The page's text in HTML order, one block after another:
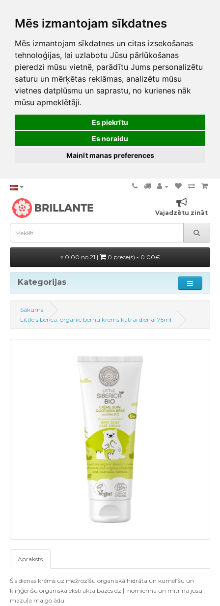
Mēs izmantojam sīkdatnes
Mēs izmantojam sīkdatnes un citas izsekošanas
tehnoloģijas, lai uzlabotu Jūsu pārlūkošanas
pieredzi mūsu vietnē, parādītu Jums personalizētu
saturu un mērķētas reklāmas, analizētu mūsu
vietnes datplūsmu un saprastu, no kurienes nāk
mūsu apmeklētāji.
Es piekrītu
Es noraidu
Mainīt manas preferences
Vajadzētu zināt
0.00 no 21 | 0 prece(s) - 0.00€
Kategorijas
Sākums
Little siberica. organic bērnu krēms katrai dienai 75ml
Apraksts
Šis dienas krēms uz mežrozīšu organiskā hidrāta un kumelīšu un
kliņģerīšu organiskā ekstrakta bāzes dziļi nomierina un mitrina jūsu
mazuļa maigo ādu.